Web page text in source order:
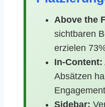
Above the
sichtbaren
erzielen
In-Content:
Absätzen
Sidebar: